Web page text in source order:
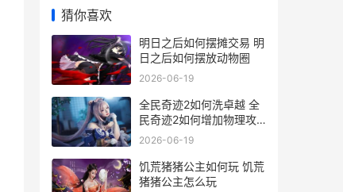
猜你喜欢
明日之后如何摆摊交易 明
日之后如何摆放动物圈
2026-06-19
全民奇迹2如何洗卓越 全
民奇迹2如何增加物理攻
击力
2026-06-19
饥荒猪猪公主如何玩 饥荒
猪猪公主怎么玩